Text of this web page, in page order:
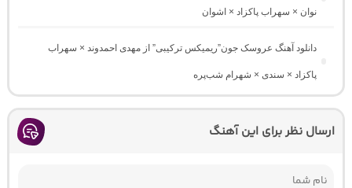
نوان × سهراب پاکزاد × اشوان
دانلود آهنگ عروسک جون”ریمیکس ترکیبی” از مهدی احمدوند × سهراب
پاکزاد × سندی × شهرام شب‌پره
ارسال نظر برای این آهنگ